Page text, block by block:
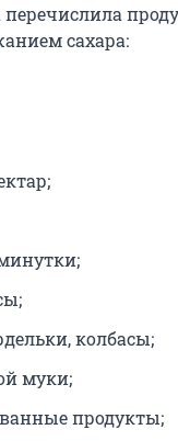
сахара:
колбасы;
муки;
продукты;